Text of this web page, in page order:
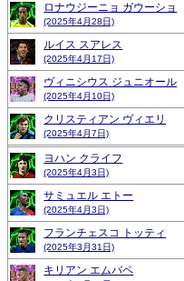
ロナウジーニョ ガウーショ
(2025年4月28日)
ルイス スアレス
(2025年4月17日)
ヴィニシウス ジュニオール
(2025年4月10日)
クリスティアン ヴィエリ
(2025年4月7日)
ヨハン クライフ
(2025年4月3日)
サミュエル エトー
(2025年4月3日)
フランチェスコ トッティ
(2025年3月31日)
キリアン エムバペ